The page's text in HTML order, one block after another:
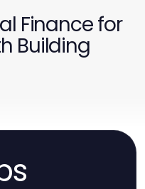
Finance for
Building